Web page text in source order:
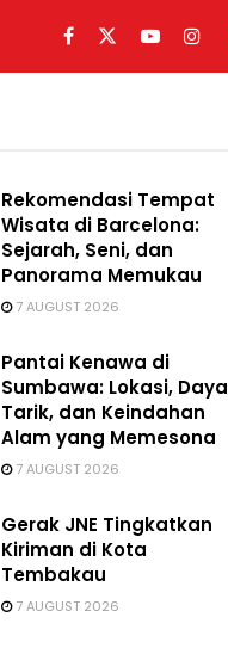
Rekomendasi Tempat
Wisata di Barcelona:
Sejarah, Seni, dan
Panorama Memukau
7 AUGUST 2026
Pantai Kenawa di
Sumbawa: Lokasi, Daya
Tarik, dan Keindahan
Alam yang Memesona
7 AUGUST 2026
Gerak JNE Tingkatkan
Kiriman di Kota
Tembakau
7 AUGUST 2026